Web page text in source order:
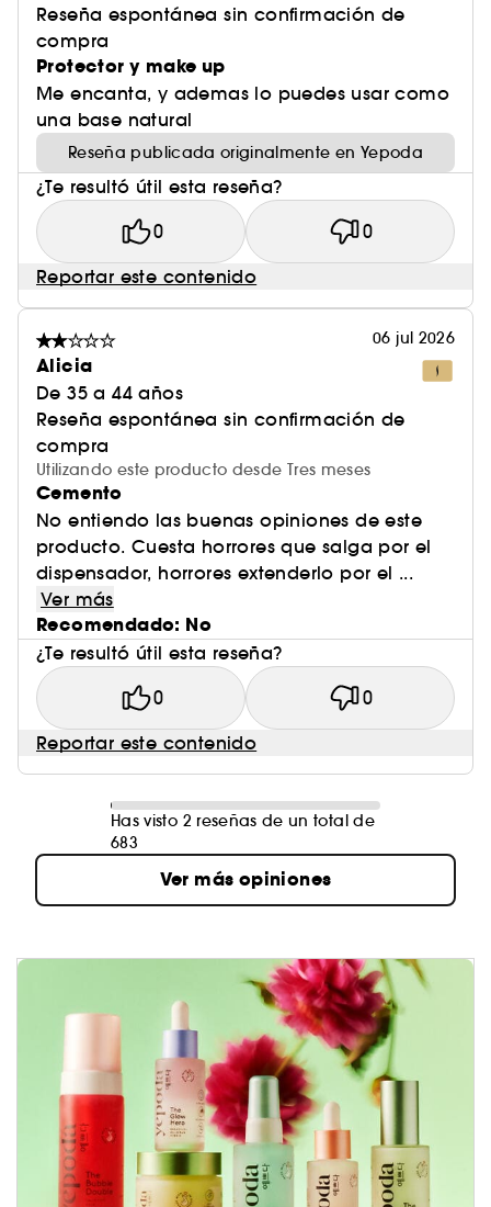
Reseña espontánea sin confirmación de
compra
Protector y make up
Me encanta, y ademas lo puedes usar como
una base natural
Reseña publicada originalmente en Yepoda
¿Te resultó útil esta reseña?
0 0
Reportar este contenido
06 jul 2026
Alicia
De 35 a 44 años
Reseña espontánea sin confirmación de
compra
Utilizando este producto desde Tres meses
Cemento
No entiendo las buenas opiniones de este
producto. Cuesta horrores que salga por el
dispensador, horrores extenderlo por el ...
Ver más
Recomendado: No
¿Te resultó útil esta reseña?
0 0
Reportar este contenido
Has visto 2 reseñas de un total de
683
Ver más opiniones